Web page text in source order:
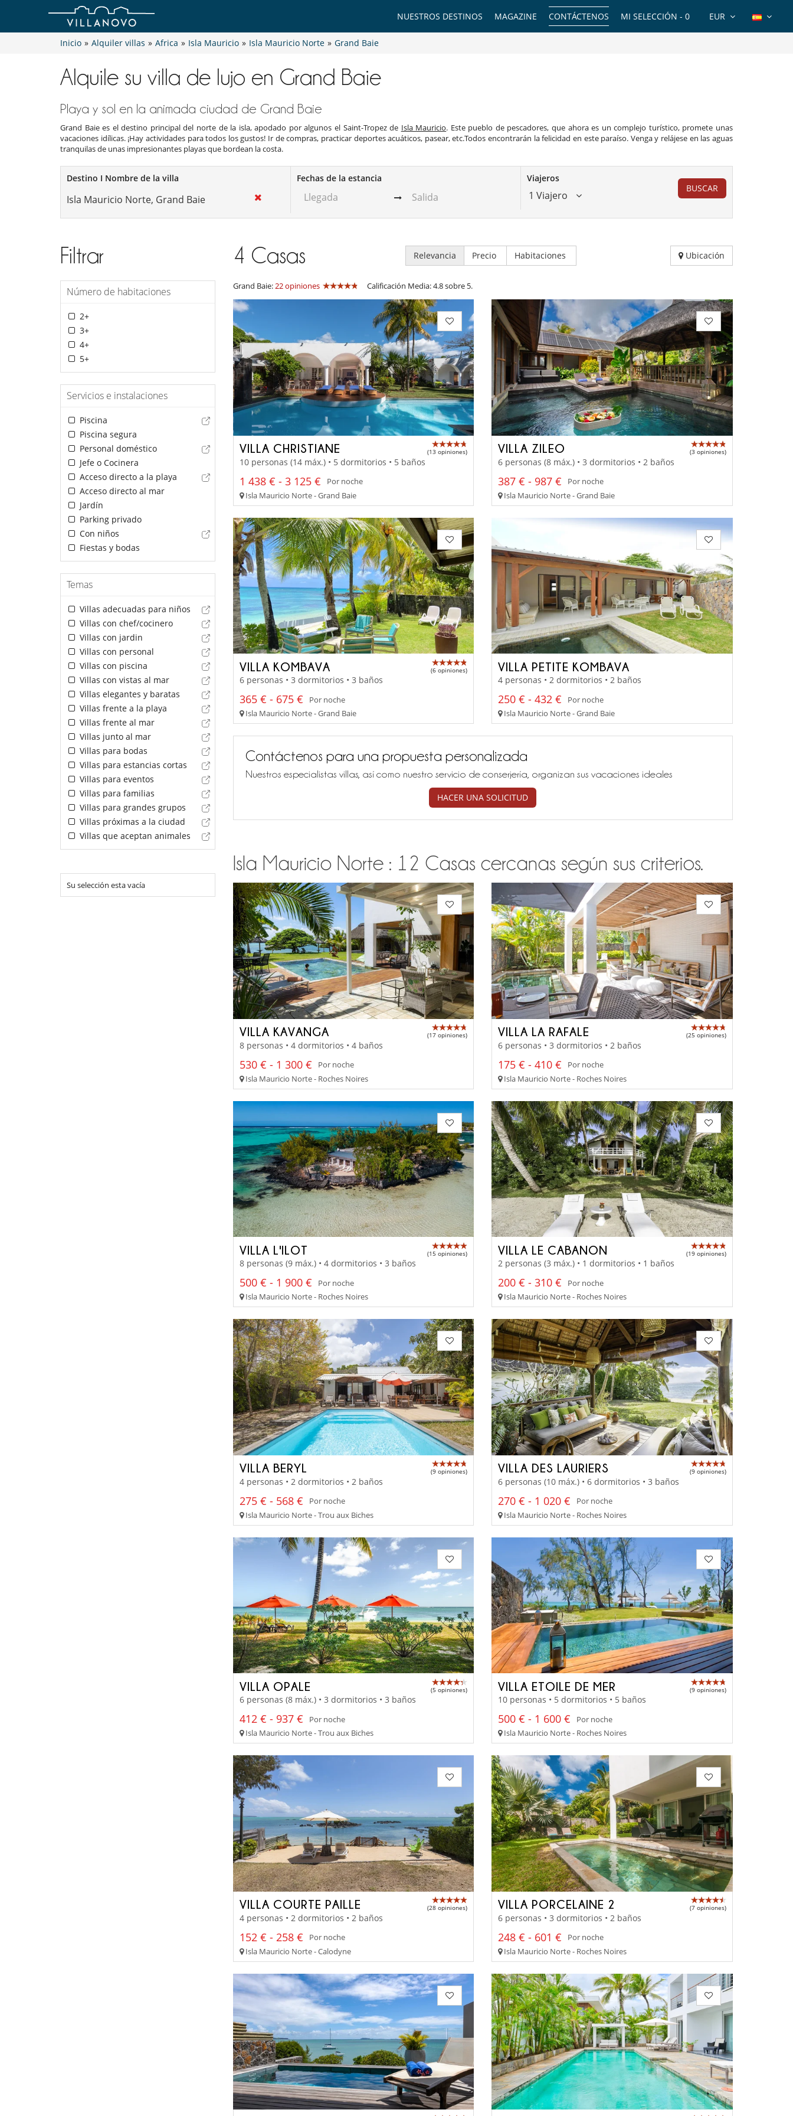
EUR
MI SELECCIÓN - 0
CONTÁCTENOS
MAGAZINE
NUESTROS DESTINOS
Inicio » Alquiler villas » Africa » Isla Mauricio » Isla Mauricio Norte » Grand Baie
Alquile su villa de lujo en Grand Baie
Playa y sol en la animada ciudad de Grand Baie
Grand Baie es el destino principal del norte de la isla, apodado por algunos el Saint-Tropez de Isla Mauricio. Este pueblo de pescadores, que ahora es un complejo turístico, promete unas
vacaciones idílicas. ¡Hay actividades para todos los gustos! Ir de compras, practicar deportes acuáticos, pasear, etc.Todos encontrarán la felicidad en este paraíso. Venga y relájese en las aguas
tranquilas de unas impresionantes playas que bordean la costa.
Destino I Nombre de la villa Fechas de la estancia Viajeros
1 Viajero
BUSCAR
Filtrar
Número de habitaciones
2+
3+
4+
5+
Servicios e instalaciones
Piscina
Piscina segura
Personal doméstico
Jefe o Cocinera
Acceso directo a la playa
Acceso directo al mar
Jardín
Parking privado
Con niños
Fiestas y bodas
Temas
Villas adecuadas para niños
Villas con chef/cocinero
Villas con jardin
Villas con personal
Villas con piscina
Villas con vistas al mar
Villas elegantes y baratas
Villas frente a la playa
Villas frente al mar
Villas junto al mar
Villas para bodas
Villas para estancias cortas
Villas para eventos
Villas para familias
Villas para grandes grupos
Villas próximas a la ciudad
Villas que aceptan animales
Su selección esta vacía
4 Casas Relevancia Precio Habitaciones Ubicación
Grand Baie:22 opiniones Calificación Media: 4.8 sobre 5.
VILLA CHRISTIANE (13 opiniones)
10 personas (14 máx.) • 5 dormitorios • 5 baños
1 438 € - 3 125 €
Por noche
Isla Mauricio Norte - Grand Baie
VILLA ZILEO (3 opiniones)
6 personas (8 máx.) • 3 dormitorios • 2 baños
387 € - 987 €
Por noche
Isla Mauricio Norte - Grand Baie
VILLA KOMBAVA (6 opiniones)
6 personas • 3 dormitorios • 3 baños
365 € - 675 €
Por noche
Isla Mauricio Norte - Grand Baie
VILLA PETITE KOMBAVA
4 personas • 2 dormitorios • 2 baños
250 € - 432 €
Por noche
Isla Mauricio Norte - Grand Baie
Contáctenos para una propuesta personalizada
Nuestros especialistas villas, así como nuestro servicio de conserjería, organizan sus vacaciones ideales
HACER UNA SOLICITUD
Isla Mauricio Norte : 12 Casas cercanas según sus criterios.
VILLA KAVANGA (17 opiniones)
8 personas • 4 dormitorios • 4 baños
530 € - 1 300 €
Por noche
Isla Mauricio Norte - Roches Noires
VILLA LA RAFALE (25 opiniones)
6 personas • 3 dormitorios • 2 baños
175 € - 410 €
Por noche
Isla Mauricio Norte - Roches Noires
VILLA L'ILOT (15 opiniones)
8 personas (9 máx.) • 4 dormitorios • 3 baños
500 € - 1 900 €
Por noche
Isla Mauricio Norte - Roches Noires
VILLA LE CABANON (19 opiniones)
2 personas (3 máx.) • 1 dormitorios • 1 baños
200 € - 310 €
Por noche
Isla Mauricio Norte - Roches Noires
VILLA BERYL (9 opiniones)
4 personas • 2 dormitorios • 2 baños
275 € - 568 €
Por noche
Isla Mauricio Norte - Trou aux Biches
VILLA DES LAURIERS (9 opiniones)
6 personas (10 máx.) • 6 dormitorios • 3 baños
270 € - 1 020 €
Por noche
Isla Mauricio Norte - Roches Noires
VILLA OPALE (5 opiniones)
6 personas (8 máx.) • 3 dormitorios • 3 baños
412 € - 937 €
Por noche
Isla Mauricio Norte - Trou aux Biches
VILLA ETOILE DE MER (9 opiniones)
10 personas • 5 dormitorios • 5 baños
500 € - 1 600 €
Por noche
Isla Mauricio Norte - Roches Noires
VILLA COURTE PAILLE (28 opiniones)
4 personas • 2 dormitorios • 2 baños
152 € - 258 €
Por noche
Isla Mauricio Norte - Calodyne
VILLA PORCELAINE 2 (7 opiniones)
6 personas • 3 dormitorios • 2 baños
248 € - 601 €
Por noche
Isla Mauricio Norte - Roches Noires